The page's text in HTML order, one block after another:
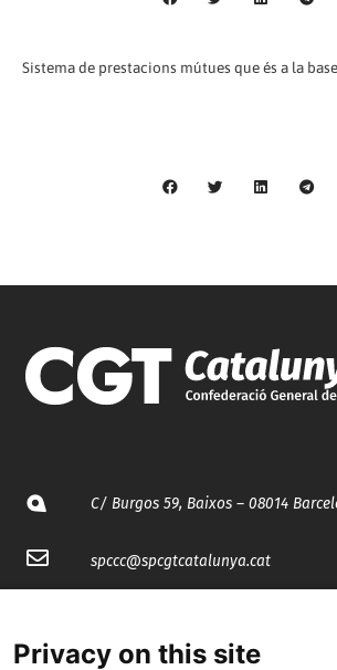
Sistema de prestacions mútues que és a la
C/ Burgos 59, Baixos – 08014
spccc@spcgtcatalunya.cat
Privacy on this site